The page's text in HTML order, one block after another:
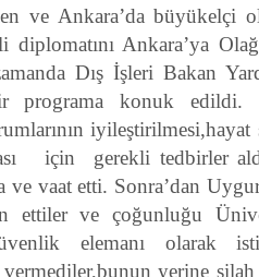
ve Ankara’da büyükelçi
Ankara’ya
Dış İşleri Bakan
programa konuk edildi.
için gerekli tedbirler
ve vaat etti. Sonra’dan
ettiler ve çoğunluğu
elemanı olarak
yerine